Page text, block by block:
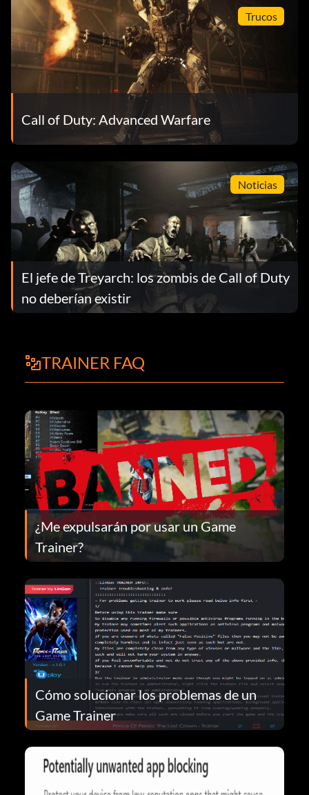
Trucos
Call of Duty: Advanced Warfare
Noticias
El jefe de Treyarch: los zombis de Call of Duty
no deberían existir
TRAINER FAQ
¿Me expulsarán por usar un Game
Trainer?
Cómo solucionar los problemas de un
Game Trainer